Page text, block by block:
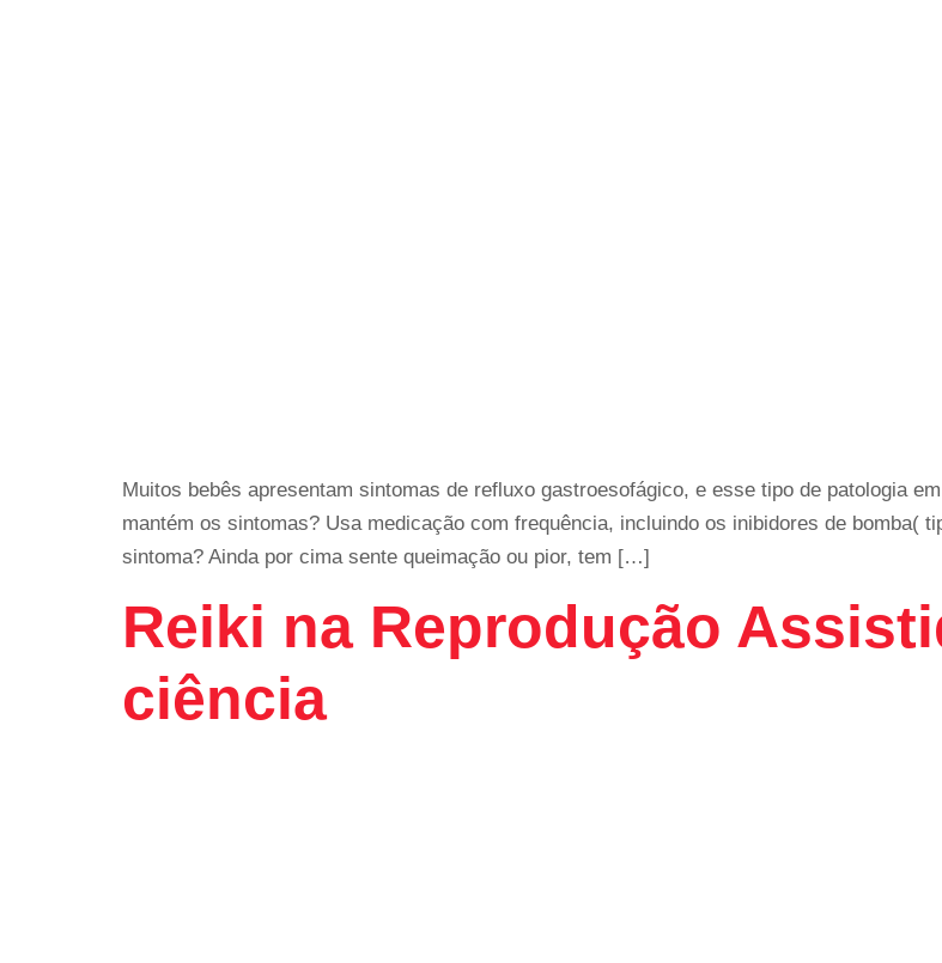
Muitos bebês apresentam sintomas de refluxo gastroesofágico, e esse tipo de patologia
mantém os sintomas? Usa medicação com frequência, incluindo os inibidores de bomba(
sintoma? Ainda por cima sente queimação ou pior, tem […]
Reiki na Reprodução
ciência